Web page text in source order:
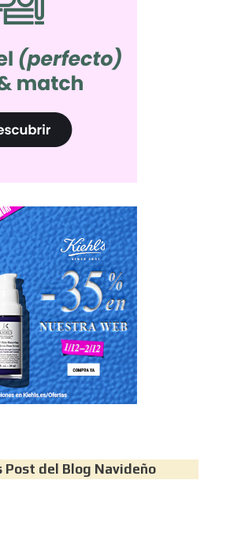
Post del Blog Navideño